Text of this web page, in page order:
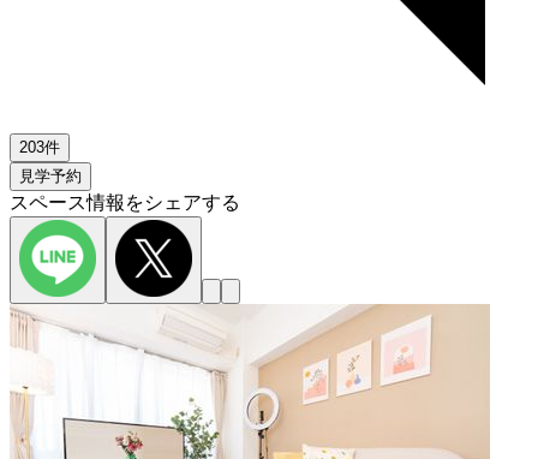
203件
見学予約
スペース情報をシェアする